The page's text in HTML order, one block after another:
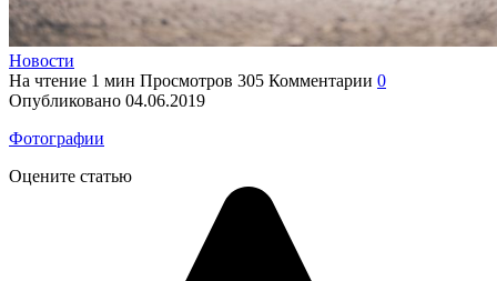
Новости
На чтение 1 мин Просмотров 305 Комментарии 0
Опубликовано 04.06.2019
Фотографии
Оцените статью